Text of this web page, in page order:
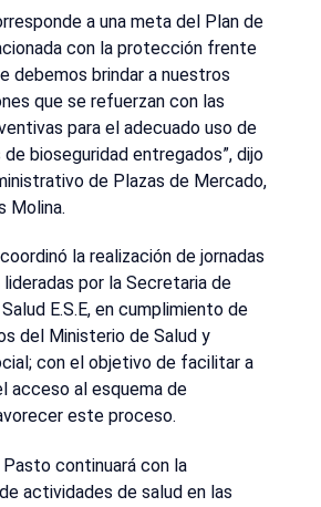
a una meta del Plan de
con la protección frente
debemos brindar a nuestros
que se refuerzan con las
para el adecuado uso de
bioseguridad entregados”, dijo
de Plazas de Mercado,
Molina.
la realización de jornadas
por la Secretaria de
E.S.E, en cumplimiento de
del Ministerio de Salud y
con el objetivo de facilitar a
acceso al esquema de
este proceso.
Pasto continuará con la
actividades de salud en las